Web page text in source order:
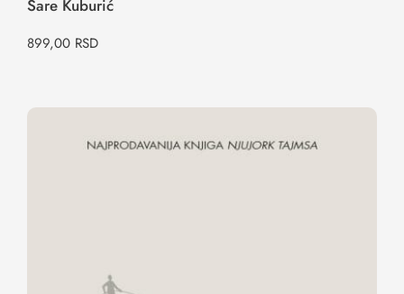
Sare Kuburić
899,00 RSD